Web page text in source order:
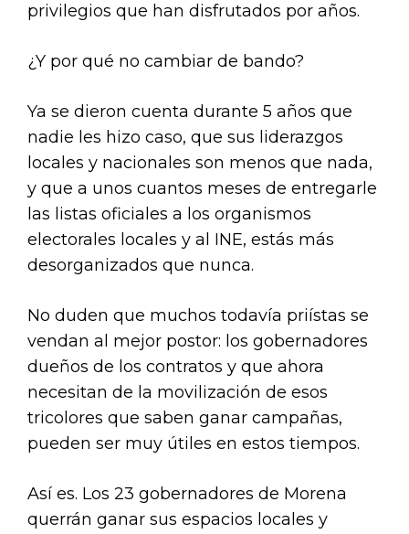
privilegios que han disfrutados por años.
¿Y por qué no cambiar de bando?
Ya se dieron cuenta durante 5 años que
nadie les hizo caso, que sus liderazgos
locales y nacionales son menos que nada,
y que a unos cuantos meses de entregarle
las listas oficiales a los organismos
electorales locales y al INE, estás más
desorganizados que nunca.
No duden que muchos todavía priístas se
vendan al mejor postor: los gobernadores
dueños de los contratos y que ahora
necesitan de la movilización de esos
tricolores que saben ganar campañas,
pueden ser muy útiles en estos tiempos.
Así es. Los 23 gobernadores de Morena
querrán ganar sus espacios locales y